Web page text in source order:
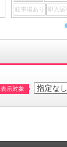
駐車場あり 即入居
表示対象